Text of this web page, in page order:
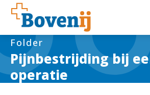
Pijnbestrijding bij
operatie
Folder